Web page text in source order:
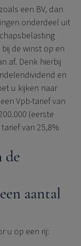
een BV, dan
onderdeel uit
de winst op en
af. Denk hierbij
en
u kijken naar
Vpb-tarief van
(eerste
van 25,8%
de
aantal
u op een rij: